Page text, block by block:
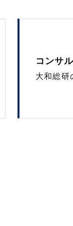
コンサ
大和総研